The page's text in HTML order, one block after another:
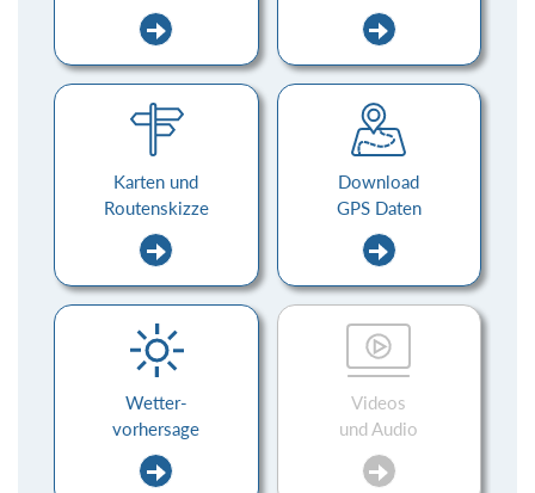
Karten und
Routenskizze
Download
GPS Daten
Wetter-
vorhersage
Videos
und Audio